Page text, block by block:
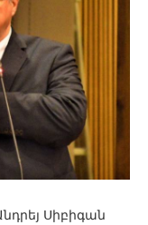
Սիբիգան